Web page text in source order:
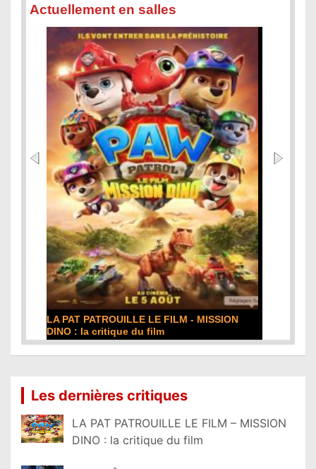
Actuellement en salles
LA PAT PATROUILLE LE FILM - MISSION
DINO : la critique du film
Les dernières critiques
LA PAT PATROUILLE LE FILM – MISSION
DINO : la critique du film